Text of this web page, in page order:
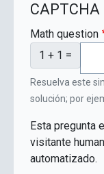
CAPTCHA
Math question
1 + 1 =
Resuelva este
solución; por
Esta pregunta
visitante
automatizado.